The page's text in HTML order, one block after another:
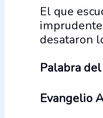
El que
desataron
Palabra
Evangelio